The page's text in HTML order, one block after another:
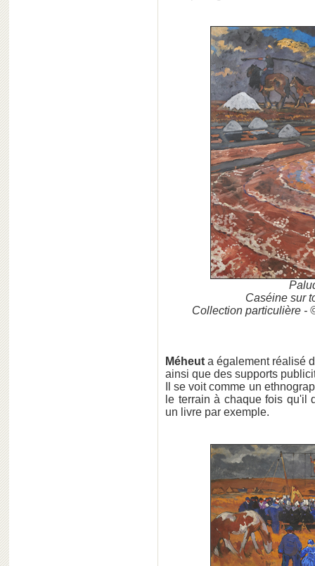
Caséine sur
Collection particulière -
Méheut a également réalisé
ainsi que des supports
se voit comme un
le terrain à chaque fois qu'il
un livre par exemple.